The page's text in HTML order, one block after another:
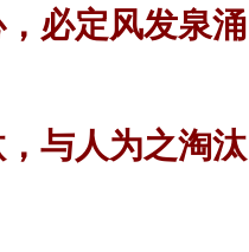
必定风发泉
与人为之淘